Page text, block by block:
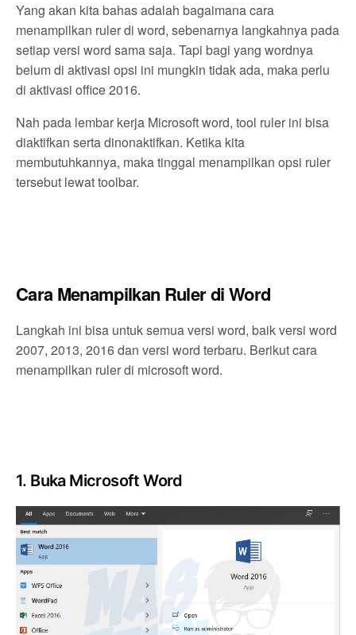
Yang akan kita bahas adalah bagaimana cara
menampilkan ruler di word, sebenarnya langkahnya pada
setiap versi word sama saja. Tapi bagi yang wordnya
belum di aktivasi opsi ini mungkin tidak ada, maka perlu
di aktivasi office 2016.
Nah pada lembar kerja Microsoft word, tool ruler ini bisa
diaktifkan serta dinonaktifkan. Ketika kita
membutuhkannya, maka tinggal menampilkan opsi ruler
tersebut lewat toolbar.
Cara Menampilkan Ruler di Word
Langkah ini bisa untuk semua versi word, baik versi word
2007, 2013, 2016 dan versi word terbaru. Berikut cara
menampilkan ruler di microsoft word.
1. Buka Microsoft Word